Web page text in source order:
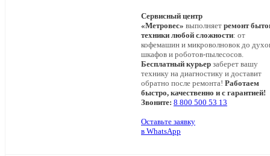
Сервисный центр
«Метровес» выполняет ремонт
техники любой сложности: от
кофемашин и микроволновок до
шкафов и роботов-пылесосов.
Бесплатный курьер заберет вашу
технику на диагностику и доставит
обратно после ремонта! Работаем
быстро, качественно и с гарантией!
Звоните: 8 800 500 53 13
Оставьте заявку
в WhatsApp